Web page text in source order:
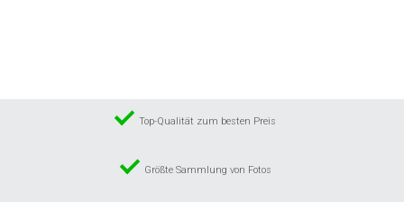
Top-Qualität zum besten Preis
Größte Sammlung von Fotos